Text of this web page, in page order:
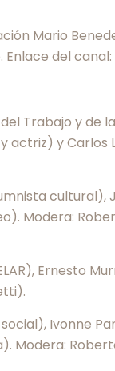
Mario
Enlace del canal:
Trabajo y de la
actriz) y
cultural),
Modera:
Ernesto
Ivonne
Modera: